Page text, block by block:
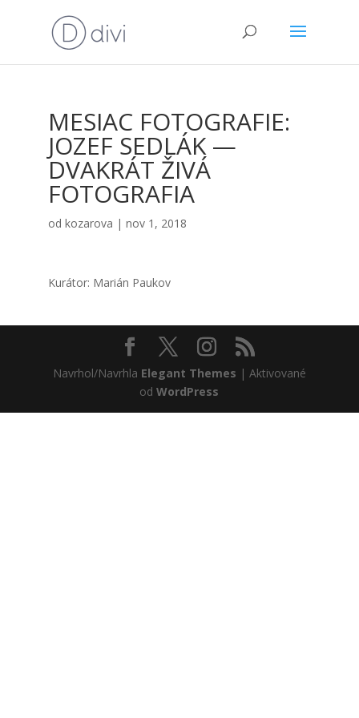
MESIAC FOTOGRAFIE:
JOZEF SEDLÁK —
DVAKRÁT ŽIVÁ
FOTOGRAFIA
od kozarova | nov 1, 2018
Kurá­tor: Marián Pau­kov
Navrhol/Navrhla Elegant Themes | Aktivované
odWordPress